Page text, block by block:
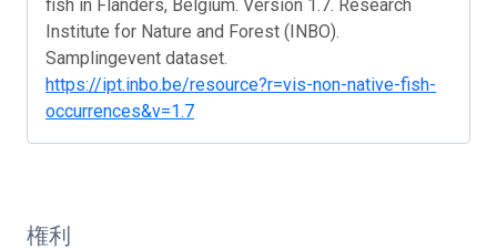
fish in Flanders, Belgium. Version 1.7. Research
Institute for Nature and Forest (INBO).
Samplingevent dataset.
https://ipt.inbo.be/resource?r=vis-non-native-fish-
occurrences&v=1.7
権利